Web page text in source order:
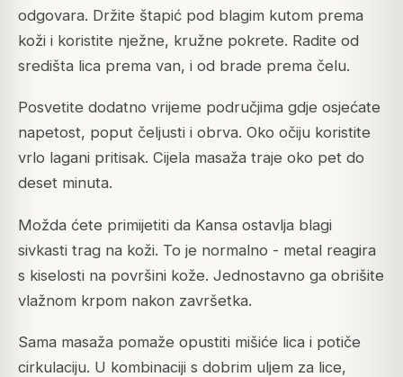
odgovara. Držite štapić pod blagim kutom prema
koži i koristite nježne, kružne pokrete. Radite od
središta lica prema van, i od brade prema čelu.
Posvetite dodatno vrijeme područjima gdje osjećate
napetost, poput čeljusti i obrva. Oko očiju koristite
vrlo lagani pritisak. Cijela masaža traje oko pet do
deset minuta.
Možda ćete primijetiti da Kansa ostavlja blagi
sivkasti trag na koži. To je normalno - metal reagira
s kiselosti na površini kože. Jednostavno ga obrišite
vlažnom krpom nakon završetka.
Sama masaža pomaže opustiti mišiće lica i potiče
cirkulaciju. U kombinaciji s dobrim uljem za lice,